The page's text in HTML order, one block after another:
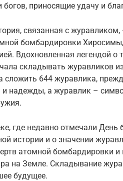
приносящие удачу и
связанная с
бомбардировки
Вдохновленная легендой о
складывать журавликов
сложить 644 журавлика,
и надежды, а журавлик –
где недавно отмечали
истории и о значении
атомной бомбардировки и
на Земле. Складывание
будущее.